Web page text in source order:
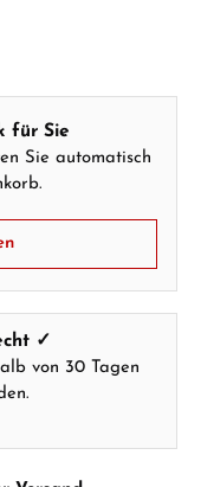
für Sie
Sie automatisch
✓
von 30 Tagen